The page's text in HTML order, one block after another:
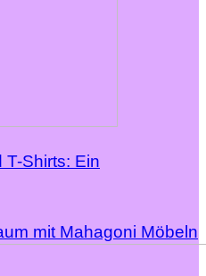
T-Shirts: Ein
mit Mahagoni Möbeln